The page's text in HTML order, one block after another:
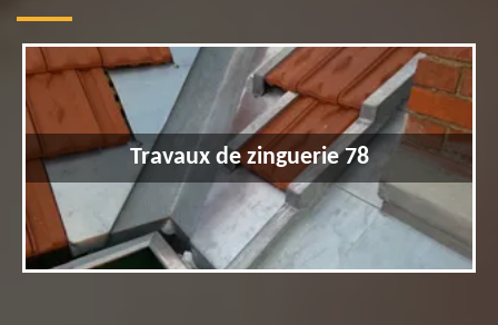
Travaux de zinguerie 78